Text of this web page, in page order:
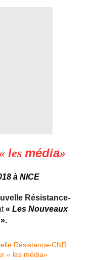
« les média»
à NICE
Résistance-
« Les Nouveaux
».